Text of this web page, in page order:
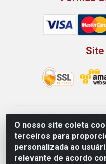
O nosso site coleta
terceiros para
personalizada ao
relevante de acordo
Rio Vermelho
BR, 153, KM 52 N 00
Eldorado, Anápolis/